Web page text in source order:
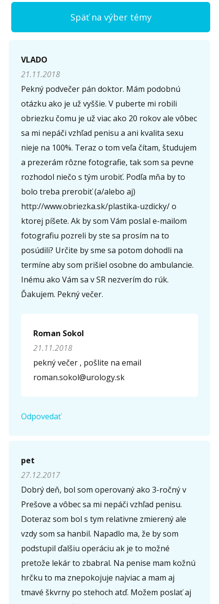
Späť na výber témy
Napíšte otázku
Meno (* )
Komentár (*)
Opíšte prvé 4 písmená zo slova "obriezka" (*
VLADO
21.11.2018
Pekný podvečer pán doktor. Mám podobnú
otázku ako je už vyššie. V puberte mi robili
obriezku čomu je už viac ako 20 rokov ale vôbec
sa mi nepáči vzhľad penisu a ani kvalita sexu
nieje na 100%. Teraz o tom veľa čítam, študujem
a prezerám rôzne fotografie, tak som sa pevne
rozhodol niečo s tým urobiť. Podľa mňa by to
bolo treba prerobiť (a/alebo aj)
http://www.obriezka.sk/plastika-uzdicky/ o
ktorej píšete. Ak by som Vám poslal e-mailom
fotografiu pozreli by ste sa prosím na to
posúdili? Určite by sme sa potom dohodli na
termíne aby som prišiel osobne do ambulancie.
Inému ako Vám sa v SR nezverím do rúk.
Ďakujem. Pekný večer.
Roman Sokol
21.11.2018
pekný večer , pošlite na email
roman.sokol@urology.sk
Odpovedať
pet
27.12.2017
Dobrý deň, bol som operovaný ako 3-ročný v
Prešove a vôbec sa mi nepáči vzhľad penisu.
Doteraz som bol s tym relativne zmierený ale
vzdy som sa hanbil. Napadlo ma, že by som
podstupil ďalšiu operáciu ak je to možné
pretože lekár to zbabral. Na penise mam kožnú
hrčku to ma znepokojuje najviac a mam aj
tmavé škvrny po stehoch atď. Možem poslať aj